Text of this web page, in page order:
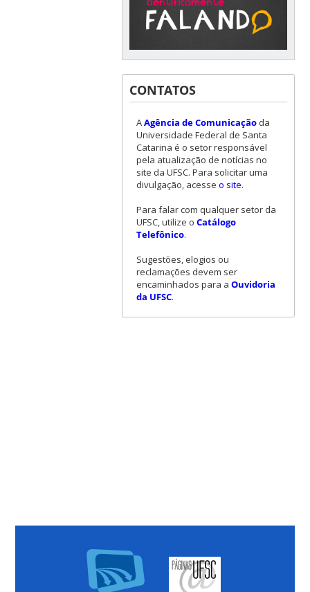
CONTATOS
AAgência de Comunicaçãoda
Universidade Federal de Santa
Catarina é o setor responsável
pela atualização de notícias no
site da UFSC. Para solicitar uma
divulgação, acesse o site.
Para falar com qualquer setor da
UFSC, utilize o Catálogo
Telefônico.
Sugestões, elogios ou
reclamações devem ser
encaminhados para a Ouvidoria
da UFSC.